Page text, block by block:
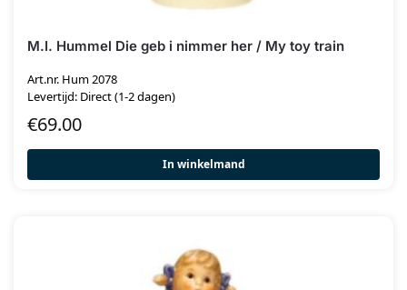
M.I. Hummel Die geb i nimmer her / My toy train
Art.nr. Hum 2078
Levertijd: Direct (1-2 dagen)
€69.00
In winkelmand